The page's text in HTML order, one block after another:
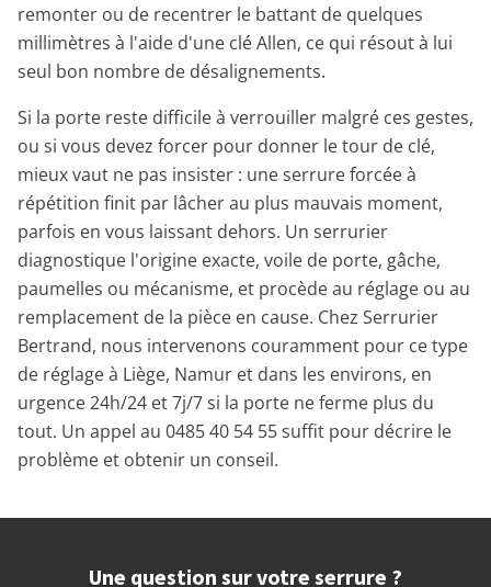
remonter ou de recentrer le battant de quelques
millimètres à l'aide d'une clé Allen, ce qui résout à lui
seul bon nombre de désalignements.
Si la porte reste difficile à verrouiller malgré ces gestes,
ou si vous devez forcer pour donner le tour de clé,
mieux vaut ne pas insister : une serrure forcée à
répétition finit par lâcher au plus mauvais moment,
parfois en vous laissant dehors. Un serrurier
diagnostique l'origine exacte, voile de porte, gâche,
paumelles ou mécanisme, et procède au réglage ou au
remplacement de la pièce en cause. Chez Serrurier
Bertrand, nous intervenons couramment pour ce type
de réglage à Liège, Namur et dans les environs, en
urgence 24h/24 et 7j/7 si la porte ne ferme plus du
tout. Un appel au 0485 40 54 55 suffit pour décrire le
problème et obtenir un conseil.
Une question sur votre serrure ?